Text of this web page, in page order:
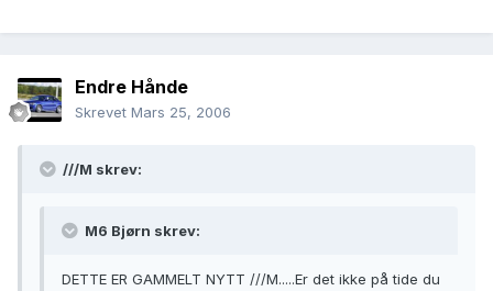
Endre Hånde
Skrevet Mars 25, 2006
///M skrev:
M6 Bjørn skrev:
DETTE ER GAMMELT NYTT ///M.....Er det ikke på tide du